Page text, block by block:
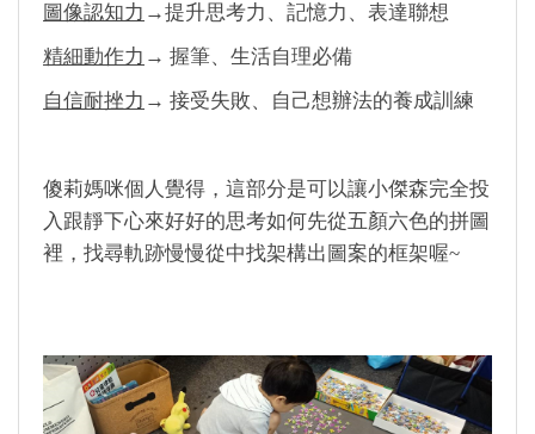
圖像認知力 →提升思考力、記憶力、表達聯想
精細動作力 → 握筆、生活自理必備
自信耐挫力 → 接受失敗、自己想辦法的養成訓練
傻莉媽咪個人覺得，這部分是可以讓小傑森完全投
入跟靜下心來好好的思考如何先從五顏六色的拼圖
裡，找尋軌跡慢慢從中找架構出圖案的框架喔~